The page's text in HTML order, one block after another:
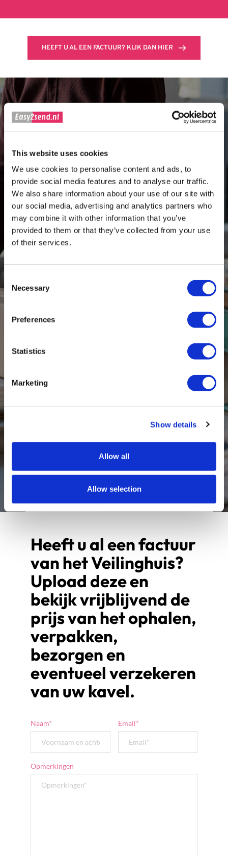
This website uses cookies
We use cookies to personalise content and ads, to
provide social media features and to analyse our traffic.
We also share information about your use of our site with
our social media, advertising and analytics partners who
may combine it with other information that you’ve
provided to them or that they’ve collected from your use
of their services.
Selection
Necessary
Preferences
Statistics
Marketing
Show details
Allow all
Allow selection
HEEFT U AL EEN FACTUUR? KLIK DAN HIER
Gratis offerte aanvragen
Lotnummer*
Naam* Email*
Object*
AANVRAAG STUREN
Heeft u al een factuur
van het Veilinghuis?
Upload deze en
bekijk vrijblijvend de
prijs van het ophalen,
verpakken,
bezorgen en
eventueel verzekeren
van uw kavel.
Naam* Email*
Opmerkingen